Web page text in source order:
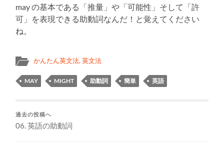
may の基本である「推量」や「可能性」そして「許
可」を表現できる助動詞なんだ！と覚えてください
ね。
かんたん英文法,英文法
MAY MIGHT 助動詞 簡単 英語
過去の投稿へ
06. 英語の助動詞